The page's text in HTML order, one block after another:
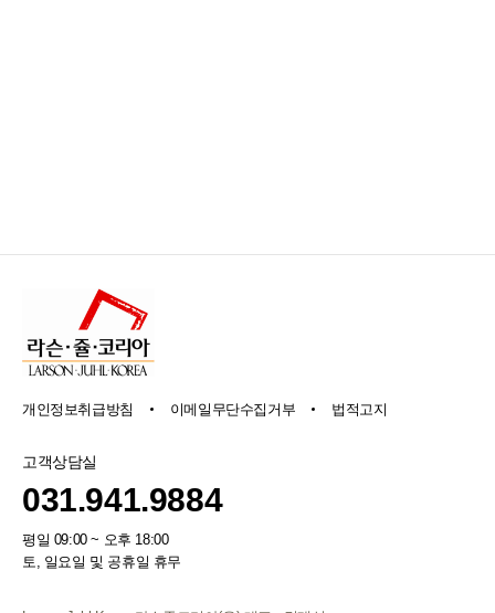
개인정보취급방침 이메일무단수집거부 법적고지
고객상담실
031.941.9884
평일 09:00 ~ 오후 18:00
토, 일요일 및 공휴일 휴무